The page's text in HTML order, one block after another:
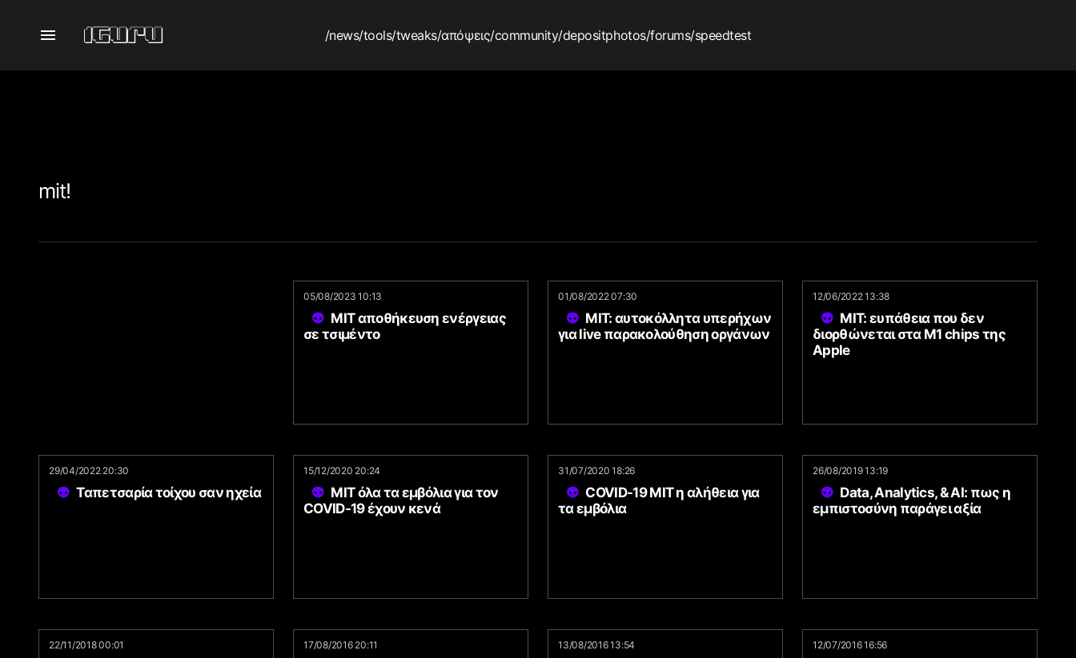
/news/tools/tweaks/απόψεις/community/depositphotos/forums/speedtest
mit!
05/08/2023 10:13
MIT αποθήκευση ενέργειας
σε τσιμέντο
01/08/2022 07:30
MIT: αυτοκόλλητα υπερήχων
για live παρακολούθηση οργάνων
12/06/2022 13:38
MIT: ευπάθεια που δεν
διορθώνεται στα M1 chips της
Apple
29/04/2022 20:30
Ταπετσαρία τοίχου σαν ηχεία
15/12/2020 20:24
MIT όλα τα εμβόλια για τον
COVID-19 έχουν κενά
31/07/2020 18:26
COVID-19 MIT η αλήθεια για
τα εμβόλια
26/08/2019 13:19
Data, Analytics, & AI: πως η
εμπιστοσύνη παράγει αξία
22/11/2018 00:01 17/08/2016 20:11 13/08/2016 13:54 12/07/2016 16:56